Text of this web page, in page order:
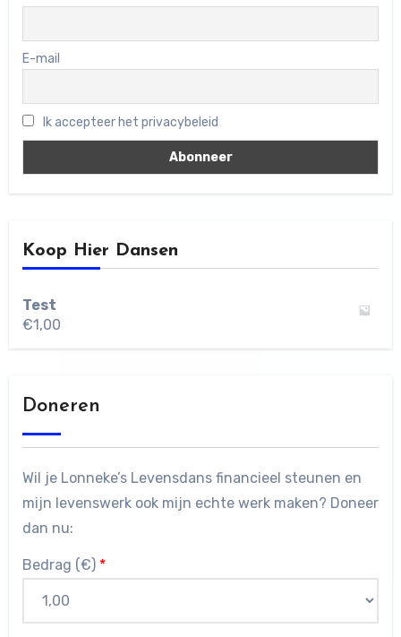
E-mail
Ik accepteer het privacybeleid
Koop Hier Dansen
Test
€1,00
Doneren
Wil je Lonneke’s Levensdans financieel steunen en
mijn levenswerk ook mijn echte werk maken? Doneer
dan nu:
Bedrag (€) *